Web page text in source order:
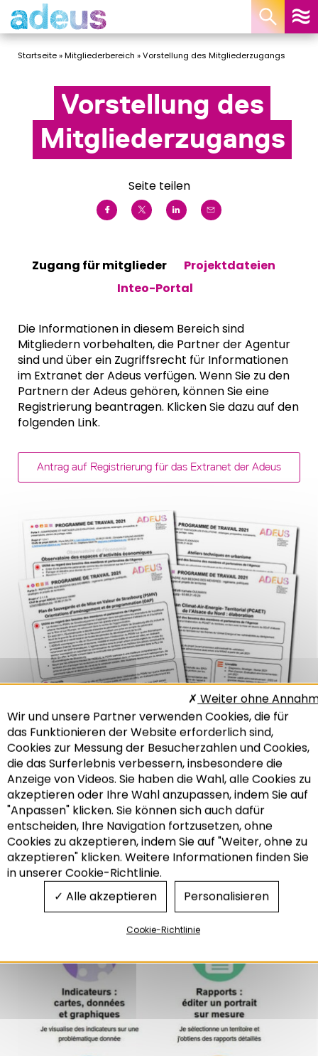
Recherche
Startseite»Mitgliederbereich »Vorstellung des Mitgliederzugangs
Vorstellung des
Mitgliederzugangs
Seite teilen
Zugang für mitglieder Projektdateien
Inteo-Portal
Die Informationen in diesem Bereich sind
Mitgliedern vorbehalten, die Partner der Agentur
sind und über ein Zugriffsrecht für Informationen
im Extranet der Adeus verfügen. Wenn Sie zu den
Partnern der Adeus gehören, können Sie eine
Registrierung beantragen. Klicken Sie dazu auf den
folgenden Link.
Antrag auf Registrierung für das Extranet der Adeus
Projektdateien
Cookie-Einstellungen
Wir und unsere Partner verwenden Cookies, die für
das Funktionieren der Website erforderlich sind,
Cookies zur Messung der Besucherzahlen und Cookies,
die das Surferlebnis verbessern, insbesondere die
Anzeige von Videos. Sie haben die Wahl, alle Cookies zu
akzeptieren oder Ihre Wahl anzupassen, indem Sie auf
"Anpassen" klicken. Sie können sich auch dafür
entscheiden, Ihre Navigation fortzusetzen, ohne
Cookies zu akzeptieren, indem Sie auf "Weiter, ohne zu
akzeptieren" klicken. Weitere Informationen finden Sie
in unserer Cookie-Richtlinie.
Alle akzeptieren
Weiter ohne
Personalisieren
Cookie-Richtlinie